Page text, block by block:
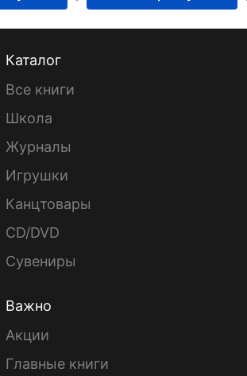
Каталог
Все книги
Школа
Журналы
Игрушки
Канцтовары
CD/DVD
Сувениры
Важно
Акции
Главные книги